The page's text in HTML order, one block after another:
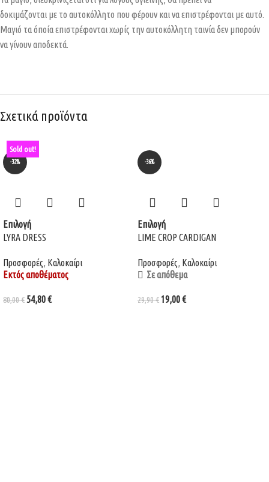
δοκιμάζονται με το αυτοκόλλητο που φέρουν και να επιστρέφονται με αυτό.
Μαγιό τα όποία επιστρέφονται χωρίς την αυτοκόλλητη ταινία δεν μπορούν
να γίνουν αποδεκτά.
Σχετικά προϊόντα
Sold out!
-32%
Επιλογή
LYRA DRESS
Προσφορές, Καλοκαίρι
Εκτός αποθέματος
80,00€ 54,80€
-36%
Επιλογή
LIME CROP CARDIGAN
Προσφορές, Καλοκαίρι
Σε απόθεμα
29,90€ 19,00€